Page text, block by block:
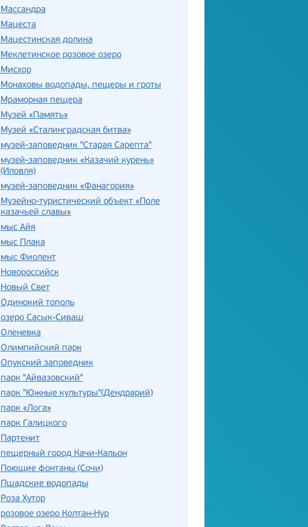
Массандра
Мацеста
Мацестинская долина
Меклетинское розовое озеро
Мисхор
Монаховы водопады, пещеры и гроты
Мраморная пещера
Музей «Память»
Музей «Сталинградская битва»
музей-заповедник "Старая Сарепта"
музей-заповедник «Казачий курень»
(Иловля)
музей-заповедник «Фанагория»
Музейно-туристический объект «Поле
казачьей славы»
мыс Айя
мыс Плака
мыс Фиолент
Новороссийск
Новый Свет
Одинокий тополь
озеро Сасык-Сиваш
Оленевка
Олимпийский парк
Опукский заповедник
парк "Айвазовский"
парк "Южные культуры"(Дендрарий)
парк «Лога»
парк Галицкого
Партенит
пещерный город Качи-Кальон
Поющие фонтаны (Сочи)
Пшадские водопады
Роза Хутор
розовое озеро Колтан-Нур